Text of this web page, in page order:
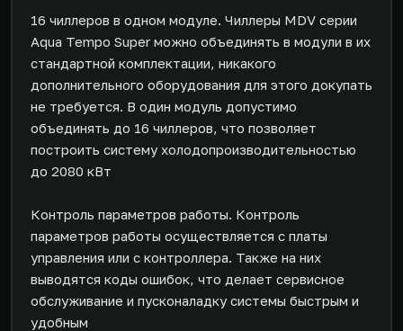
16 чиллеров в одном модуле. Чиллеры MDV серии
Aqua Tempo Super можно объединять в модули в их
стандартной комплектации, никакого
дополнительного оборудования для этого докупать
не требуется. В один модуль допустимо
объединять до 16 чиллеров, что позволяет
построить систему холодопроизводительностью
до 2080 кВт
Контроль параметров работы. Контроль
параметров работы осуществляется с платы
управления или с контроллера. Также на них
выводятся коды ошибок, что делает сервисное
обслуживание и пусконаладку системы быстрым и
удобным